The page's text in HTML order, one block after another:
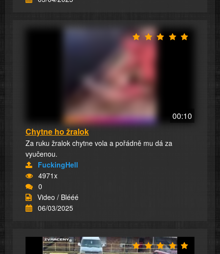
00:10
Chytne ho žralok
Za ruku žralok chytne vola a pořádně mu dá za
vyučenou.
FuckingHell
4971x
0
Video / Blééé
06/03/2025